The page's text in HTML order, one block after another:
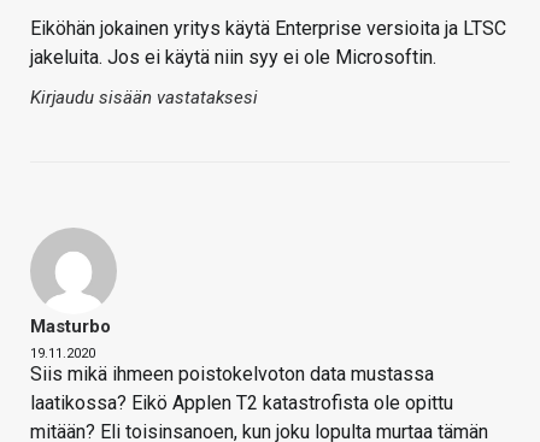
Eiköhän jokainen yritys käytä Enterprise versioita ja LTSC
jakeluita. Jos ei käytä niin syy ei ole Microsoftin.
Kirjaudu sisään vastataksesi
Masturbo
19.11.2020
Siis mikä ihmeen poistokelvoton data mustassa
laatikossa? Eikö Applen T2 katastrofista ole opittu
mitään? Eli toisinsanoen, kun joku lopulta murtaa tämän